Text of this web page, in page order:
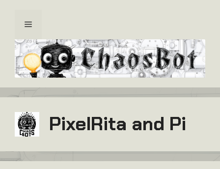
tartalomba
Menü
PixelRita and Pi